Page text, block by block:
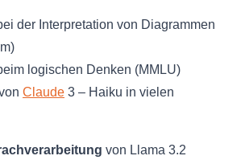
der Interpretation von Diagrammen
logischen Denken (MMLU)
Claude 3 – Haiku in vielen
von Llama 3.2